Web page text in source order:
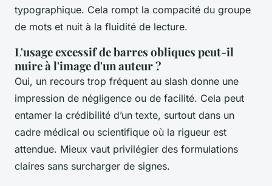
typographique. Cela rompt la compacité du groupe
de mots et nuit à la fluidité de lecture.
L'usage excessif de barres obliques peut-il
nuire à l'image d'un auteur ?
Oui, un recours trop fréquent au slash donne une
impression de négligence ou de facilité. Cela peut
entamer la crédibilité d’un texte, surtout dans un
cadre médical ou scientifique où la rigueur est
attendue. Mieux vaut privilégier des formulations
claires sans surcharger de signes.